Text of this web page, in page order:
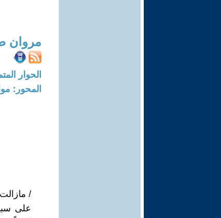
مروان
الحوار المتمدن-العدد:
المحور:
على